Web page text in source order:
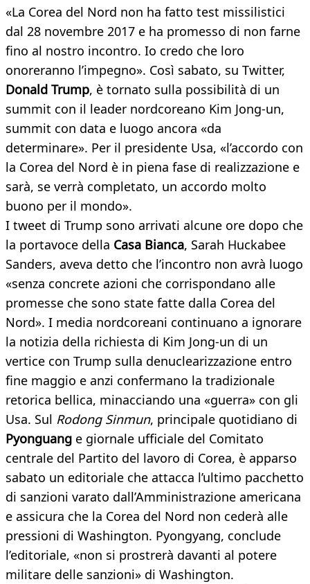
«La Corea del Nord non ha fatto test missilistici
dal 28 novembre 2017 e ha promesso di non farne
fino al nostro incontro. Io credo che loro
onoreranno l’impegno». Così sabato, su Twitter,
Donald Trump, è tornato sulla possibilità di un
summit con il leader nordcoreano Kim Jong-un,
summit con data e luogo ancora «da
determinare». Per il presidente Usa, «l’accordo con
la Corea del Nord è in piena fase di realizzazione e
sarà, se verrà completato, un accordo molto
buono per il mondo».
I tweet di Trump sono arrivati alcune ore dopo che
la portavoce della Casa Bianca, Sarah Huckabee
Sanders, aveva detto che l’incontro non avrà luogo
«senza concrete azioni che corrispondano alle
promesse che sono state fatte dalla Corea del
Nord». I media nordcoreani continuano a ignorare
la notizia della richiesta di Kim Jong-un di un
vertice con Trump sulla denuclearizzazione entro
fine maggio e anzi confermano la tradizionale
retorica bellica, minacciando una «guerra» con gli
Usa. Sul Rodong Sinmun, principale quotidiano di
Pyonguang e giornale ufficiale del Comitato
centrale del Partito del lavoro di Corea, è apparso
sabato un editoriale che attacca l’ultimo pacchetto
di sanzioni varato dall’Amministrazione americana
e assicura che la Corea del Nord non cederà alle
pressioni di Washington. Pyongyang, conclude
l’editoriale, «non si prostrerà davanti al potere
militare delle sanzioni» di Washington.